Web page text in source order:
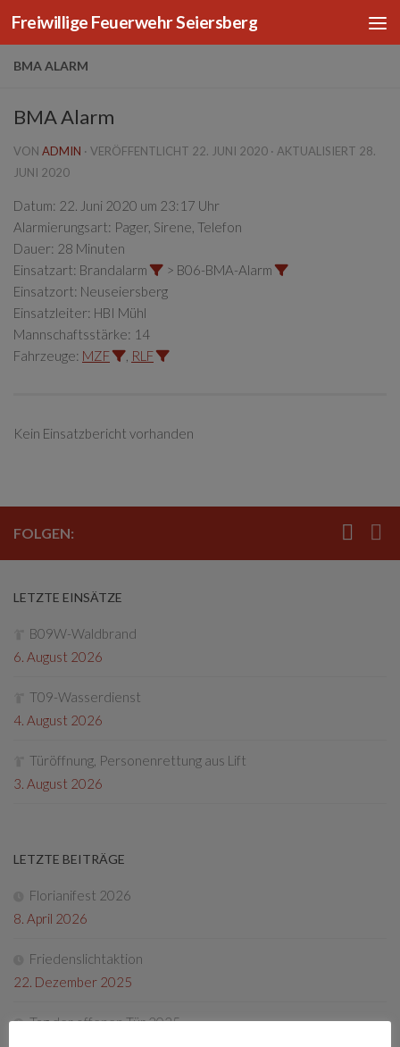
Zum Inhalt springen
Freiwillige Feuerwehr Seiersberg
BMA ALARM
BMA Alarm
VON ADMIN · VERÖFFENTLICHT 22. JUNI 2020 · AKTUALISIERT 28.
JUNI 2020
Datum: 22. Juni 2020 um 23:17 Uhr
Alarmierungsart: Pager, Sirene, Telefon
Dauer: 28 Minuten
Einsatzart: Brandalarm
> B06-BMA-Alarm
Einsatzort: Neuseiersberg
Einsatzleiter: HBI Mühl
Mannschaftsstärke: 14
Fahrzeuge: MZF RLF
Kein Einsatzbericht vorhanden
FOLGEN:
LETZTE EINSÄTZE
B09W-Waldbrand
6. August 2026
T09-Wasserdienst
4. August 2026
Türöffnung, Personenrettung aus Lift
3. August 2026
LETZTE BEITRÄGE
Florianifest 2026
8. April 2026
Friedenslichtaktion
22. Dezember 2025
Tag der offenen Tür 2025